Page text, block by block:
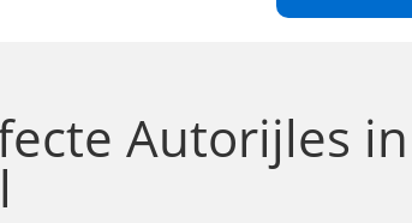
Autorijles